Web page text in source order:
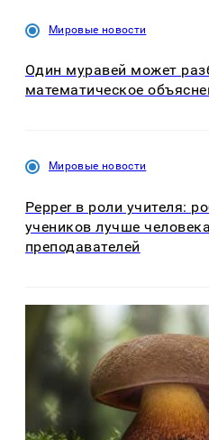
Мировые новости
Один муравей может
математическое
Мировые новости
Pepper в роли учителя:
учеников лучше
преподавателей